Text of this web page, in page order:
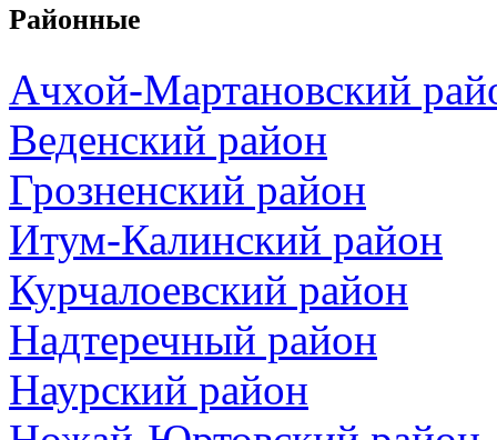
Районные
Ачхой-Мартановский
Веденский район
Грозненский район
Итум-Калинский район
Курчалоевский район
Надтеречный район
Наурский район